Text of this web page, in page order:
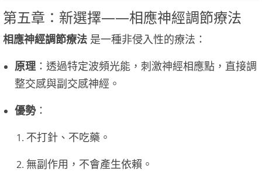
第五章：新選擇——相應神經調節療法
相應神經調節療法 是一種非侵入性的療法：
原理：透過特定波頻光能，刺激神經相應點，直接調
整交感與副交感神經。
優勢：
不打針、不吃藥。
無副作用，不會產生依賴。